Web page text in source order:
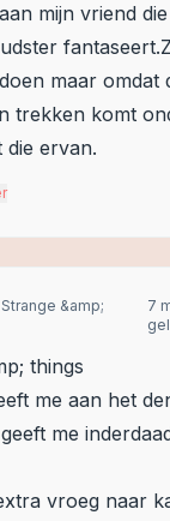
mijn vriend
maar omdat
trekken komt
die ervan.
Strange &amp;
7
things
me aan het
me
vroeg naar